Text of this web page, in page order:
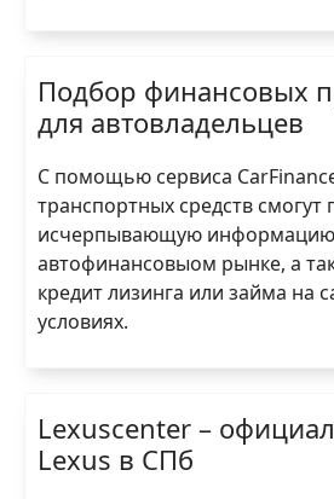
Подбор финансовых
для автовладельцев
С помощью сервиса
транспортных средств смогут
исчерпывающую информацию
автофинансовыом рынке, а
кредит лизинга или займа на
условиях.
Lexuscenter –
Lexus в СПб